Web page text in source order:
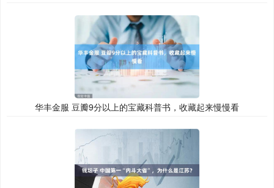
华丰金服 豆瓣9分以上的宝藏科普书，收藏起来慢慢看